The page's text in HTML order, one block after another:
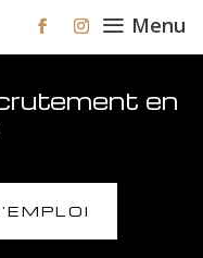
a Menu
en